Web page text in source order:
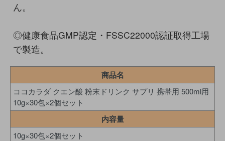
ん。
◎健康食品GMP認定・FSSC22000認証取得工場
で製造。
商品名
ココカラダ クエン酸 粉末ドリンク サプリ 携帯用 500ml用
10g×30包×2個セット
内容量
10g×30包×2個セット